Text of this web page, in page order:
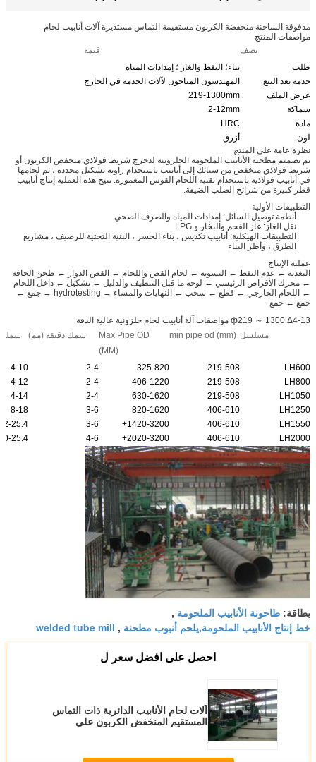
مدفوقة الساخنة منخفضة الكربون مستقيمة التماس مستديرة آلات أنابيب لحام
مواصفات المنتج
يصف
قيمة
طلب
بناء؛ النفط والغاز ؛ إمدادات المياه
خدمة بعد البيع
المهندسون المتاحون لآلات الخدمة في الخارج
عرض الملف
219-1300mm
سماكة
2-12mm
مادة
HRC
لون
أزرق
نظرة عامة على المنتج
تم تصميم مطحنة الأنابيب الملحومة الحلزونية لدحرج شريط فولاذي منخفض الكربون أو
شريط فولاذي منخفض من سبائك إلى أنابيب باستخدام زاوية تشكيل محددة ، ثم لحامها
في أنابيب فولاذية باستخدام تقنية اللحام القوس المغمورة. تتيح هذه العملية إنتاج أنابيب
قطر كبيرة من شرائح الصلب الضيقة.
التطبيقات الأولية
أنظمة توصيل السائل: إمدادات المياه والصرف الصحي
نقل الغاز: غاز الفحم والبخار و LPG
التطبيقات الهيكلية: أنابيب تكديس ، بناء الجسر ، البنية التحتية للرصيف ، مشاريع
الطرق ، وأطر البناء
عملية الإنتاج
التغذية ← عدم النفط ← التسوية ← لحام القص واللحام ← القص الدوار ← طحن الحافة
← محرك الأقراص الرئيسي ← لوحة ما قبل التنظيف والدليل ← تشكيل ← داخل اللحام
← اللحام الخارجي ← قطع ← سحب ← النهايات والمساء → hydrotesting → جمع ←
جمع ← جمع
ф219 ～ 1300 Δ4-13 مواصفات آلة أنابيب لحام حلزونية عالية الدقة
مسلسل min pipe od (mm)
Max Pipe OD
(MM)
سمك دقيقة (مم) سمك
LH600
219-508
325-820
2-4
4-10
LH800
219-508
406-1220
2-4
4-12
LH1050
219-508
630-1620
2-4
4-14
LH1250
406-610
820-1620
3-6
8-18
LH1550
406-610
1420-3200+
3-6
25.4+
LH2000
406-610
2020-3200+
4-6
25.4+
بطاقة: طاحونة الأنابيب الملحومة ,
خط إنتاج الأنابيب الملحومة,يلحم أنبوب مطحنة ,
welded tube mill
احصل على افضل سعر ل
آلات لحام الأنابيب الدائرية ذات التماس
المستقيم المنخفض الكربون على